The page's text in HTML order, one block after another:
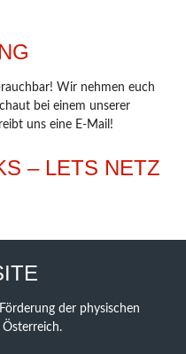
Wir nehmen euch
bei einem unserer
uns eine E-Mail!
– LETS NETZ
der physischen